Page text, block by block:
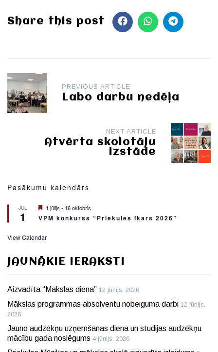
Share this post
Post
navigationPREVIOUS ARTICLE
Labo darbu nedēļa
NEXT ARTICLE
Atvērta skolotāju
izstāde
Pasākumu kalendārs
JŪL
1
Featured
1 jūlijs - 16 oktobris
VPM konkurss “Priekules Ikars 2026”
View Calendar
JAUNĀKIE IERAKSTI
Aizvadīta “Mākslas diena” 12 jūnijs, 2026
Mākslas programmas absolventu nobeiguma darbi 12 jūnijs,
2026
Jauno audzēkņu uzņemšanas diena un studijas audzēkņu
mācību gada noslēgums 4 jūnijs, 2026